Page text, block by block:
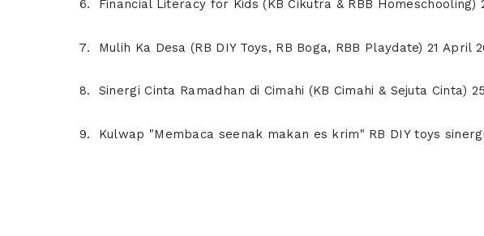
Financial Literacy for Kids (KB Cikutra & RBB Homeschooling)
Mulih Ka Desa (RB DIY Toys, RB Boga, RBB Playdate) 21 April
Sinergi Cinta Ramadhan di Cimahi (KB Cimahi & Sejuta Cinta)
Kulwap "Membaca seenak makan es krim" RB DIY toys